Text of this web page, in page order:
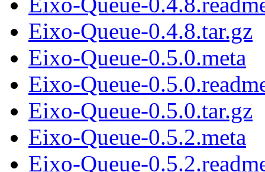
Eixo-Queue-0.4.8.tar.gz
Eixo-Queue-0.5.0.meta
Eixo-Queue-
Eixo-Queue-0.5.0.tar.gz
Eixo-Queue-0.5.2.meta
Eixo-Queue-